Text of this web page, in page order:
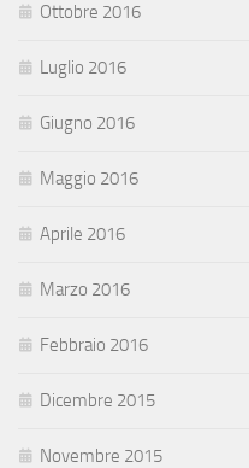
Ottobre 2016
Luglio 2016
Giugno 2016
Maggio 2016
Aprile 2016
Marzo 2016
Febbraio 2016
Dicembre 2015
Novembre 2015